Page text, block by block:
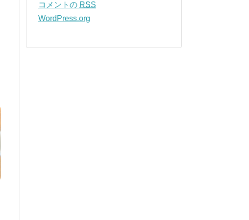
コメントの RSS
WordPress.org